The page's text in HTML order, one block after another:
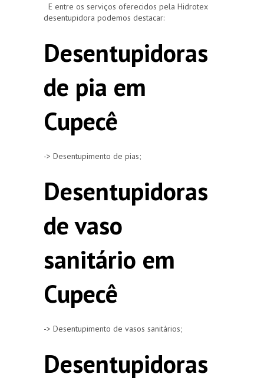
E entre os serviços oferecidos pela Hidrotex
desentupidora podemos destacar:
Desentupidoras
de pia em
Cupecê
-> Desentupimento de pias;
Desentupidoras
de vaso
sanitário em
Cupecê
-> Desentupimento de vasos sanitários;
Desentupidoras